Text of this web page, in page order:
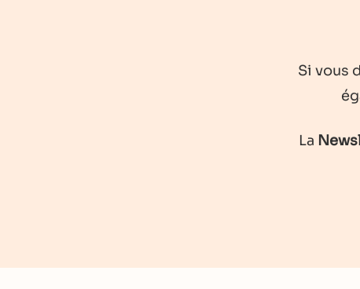
Si vous
La